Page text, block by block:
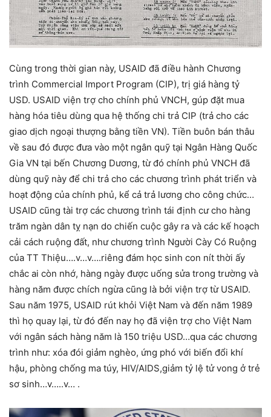
Cùng trong thời gian này, USAID đã điều hành Chương
trình Commercial Import Program (CIP), trị giá hàng tỷ
USD. USAID viện trợ cho chính phủ VNCH, gúp đặt mua
hàng hóa tiêu dùng qua hệ thống chi trả CIP (trả cho các
giao dịch ngoại thượng bằng tiền VN). Tiền buôn bán thâu
về sau đó được đưa vào một ngân quỹ tại Ngân Hàng Quốc
Gia VN tại bến Chương Dương, từ đó chính phủ VNCH đã
dùng quỹ này để chi trả cho các chương trình phát triển và
hoạt động của chính phủ, kể cả trả lương cho công chức…
USAID cũng tài trợ các chương trình tái định cư cho hàng
trăm ngàn dân tỵ nạn do chiến cuộc gây ra và các kế hoạch
cải cách ruộng đất, như chương trình Người Cày Có Ruộng
của TT Thiệu….v…v….riêng đám học sinh con nít thời ấy
chắc ai còn nhớ, hàng ngày được uống sửa trong trường và
hàng năm được chích ngừa cũng là bởi viện trợ từ USAID.
Sau năm 1975, USAID rút khỏi Việt Nam và đến năm 1989
thì họ quay lại, từ đó đến nay họ đã viện trợ cho Việt Nam
với ngân sách hàng năm là 150 triệu USD…qua các chương
trình như: xóa đói giảm nghèo, ứng phó với biến đổi khí
hậu, phòng chống ma túy, HIV/AIDS,giảm tỷ lệ tử vong ở trẻ
sơ sinh…v…..v… .